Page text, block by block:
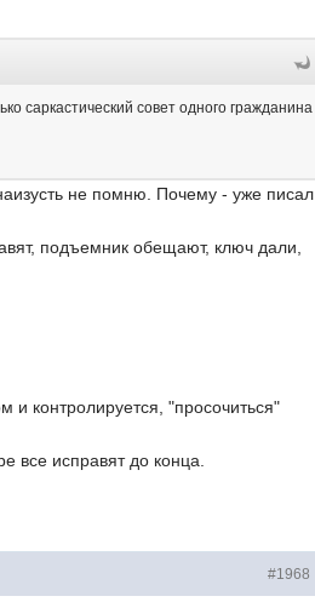
саркастический совет одного гражданина
не помню. Почему - уже писал
подъемник обещают, ключ дали,
и контролируется, "просочиться"
все исправят до конца.
#1968